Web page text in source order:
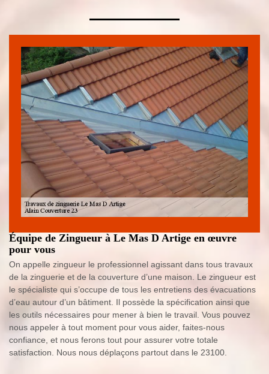
Équipe de Zingueur à Le Mas D Artige en œuvre
pour vous
On appelle zingueur le professionnel agissant dans tous travaux
de la zinguerie et de la couverture d’une maison. Le zingueur est
le spécialiste qui s’occupe de tous les entretiens des évacuations
d’eau autour d’un bâtiment. Il possède la spécification ainsi que
les outils nécessaires pour mener à bien le travail. Vous pouvez
nous appeler à tout moment pour vous aider, faites-nous
confiance, et nous ferons tout pour assurer votre totale
satisfaction. Nous nous déplaçons partout dans le 23100.